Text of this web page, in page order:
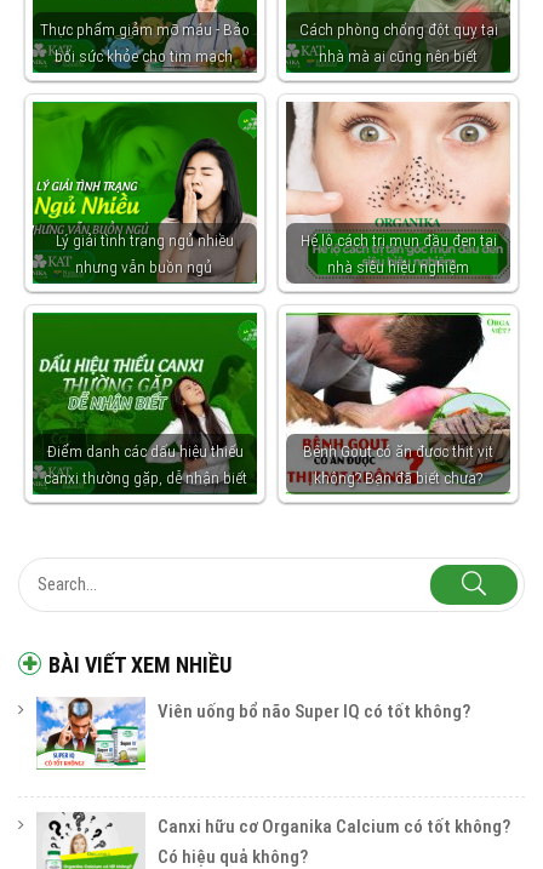
BÀI VIẾT XEM NHIỀU
Viên uống bổ não Super IQ có tốt không?
Canxi hữu cơ Organika Calcium có tốt không?
Có hiệu quả không?
Thực phẩm giảm mỡ máu - Bảo
bối sức khỏe cho tim mạch
Cách phòng chống đột quỵ tại
nhà mà ai cũng nên biết
Lý giải tình trạng ngủ nhiều
nhưng vẫn buồn ngủ
Hé lộ cách trị mụn đầu đen tại
nhà siêu hiệu nghiệm
Điểm danh các dấu hiệu thiếu
canxi thường gặp, dễ nhận biết
Bệnh Gout có ăn được thịt vịt
không? Bạn đã biết chưa?